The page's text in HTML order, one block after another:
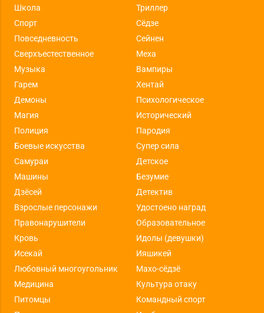
Школа
Триллер
Спорт
Сёдзе
Повседневность
Сейнен
Сверхъестественное
Меха
Музыка
Вампиры
Гарем
Хентай
Демоны
Психологическое
Магия
Исторический
Полиция
Пародия
Боевые искусства
Супер сила
Самураи
Детское
Машины
Безумие
Дзёсей
Детектив
Взрослые персонажи
Удостоено наград
Правонарушители
Образовательное
Кровь
Идолы (девушки)
Исекай
Ияшикей
Любовный многоугольник
Махо-сёдзё
Медицина
Культура отаку
Питомцы
Командный спорт